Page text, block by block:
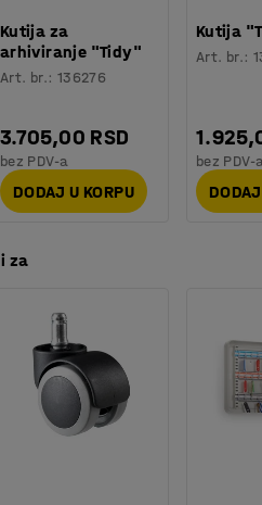
čvrstog drvenog okvira sa
koji upija zvuk i obloženi su
ima sertifikat Oeko-Tek.
2, EN 1023-3, EN 1023-1
Kutija za
arhiviranje "Tidy"
Art. br.: 136276
3.705,00 RSD
bez PDV-a
DODAJ U KORPU
Kutija
Art. br.:
bez PDV-
za